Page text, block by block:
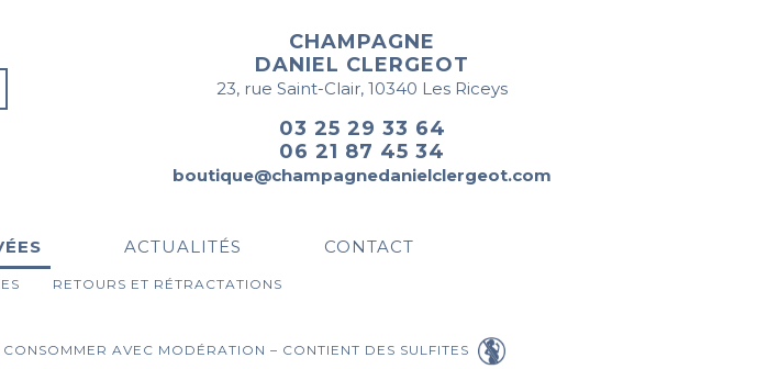
CHAMPAGNE
DANIEL CLERGEOT
23, rue Saint-Clair, 10340 Les Riceys
03 25 29 33 64
06 21 87 45 34
boutique@champagnedanielclergeot.com
ACTUALITÉS CONTACT
RETOURS ET RÉTRACTATIONS
AVEC MODÉRATION – CONTIENT DES SULFITES